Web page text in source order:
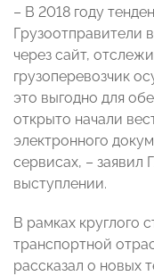
– В 2018 году
Грузоотправители
через сайт,
грузоперевозчик
это выгодно для
открыто начали
электронного
сервисах, – заявил
выступлении.
В рамках круглого
транспортной
рассказал о новых